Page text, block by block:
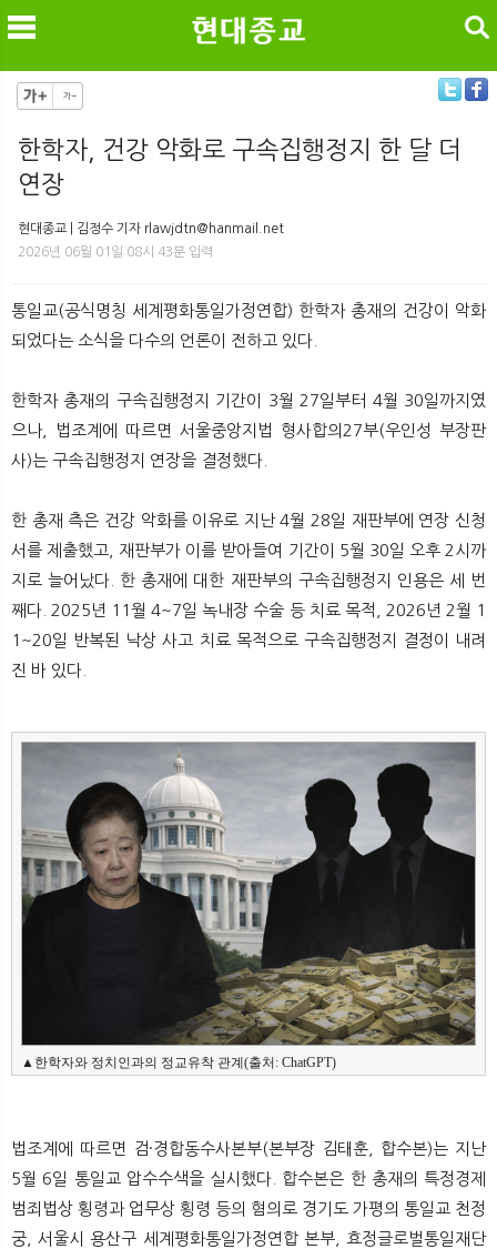
메
뉴 색
검색
한학자, 건강 악화로 구속집행정지 한 달 더
연장
현대종교 | 김정수 기자 rlawjdtn@hanmail.net
2026년 06월 01일 08시 43분 입력
통일교(공식명칭 세계평화통일가정연합) 한학자 총재의 건강이 악화
되었다는 소식을 다수의 언론이 전하고 있다.
한학자 총재의 구속집행정지 기간이 3월 27일부터 4월 30일까지였
으나, 법조계에 따르면 서울중앙지법 형사합의27부(우인성 부장판
사)는 구속집행정지 연장을 결정했다.
한 총재 측은 건강 악화를 이유로 지난 4월 28일 재판부에 연장 신청
서를 제출했고, 재판부가 이를 받아들여 기간이 5월 30일 오후 2시까
지로 늘어났다. 한 총재에 대한 재판부의 구속집행정지 인용은 세 번
째다. 2025년 11월 4~7일 녹내장 수술 등 치료 목적, 2026년 2월 1
1~20일 반복된 낙상 사고 치료 목적으로 구속집행정지 결정이 내려
진 바 있다.
▲한학자와 정치인과의 정교유착 관계(출처: ChatGPT)
법조계에 따르면 검·경합동수사본부(본부장 김태훈, 합수본)는 지난
5월 6일 통일교 압수수색을 실시했다. 합수본은 한 총재의 특정경제
범죄법상 횡령과 업무상 횡령 등의 혐의로 경기도 가평의 통일교 천정
궁, 서울시 용산구 세계평화통일가정연합 본부, 효정글로벌통일재단